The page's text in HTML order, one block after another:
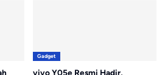
Gadget
vivo Y05e Resmi Hadir,